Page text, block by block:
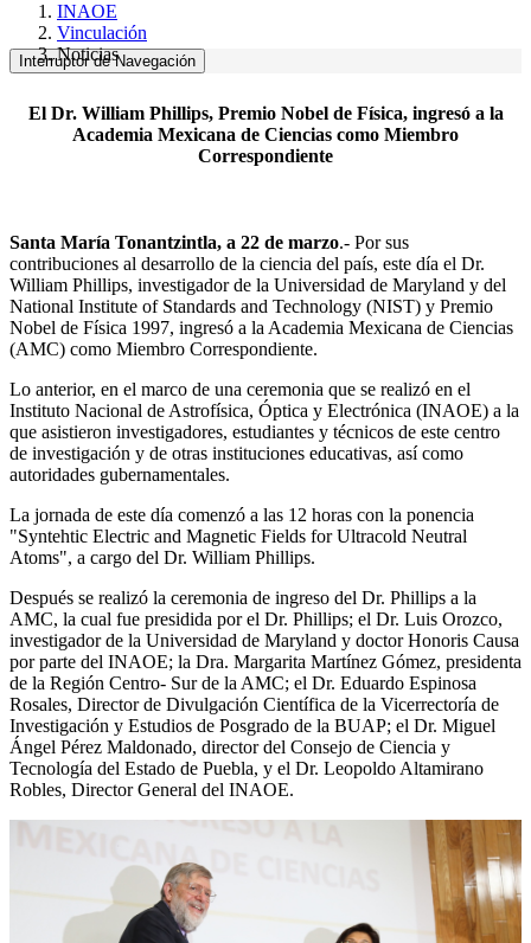
INAOE
Vinculación
Noticias
Interruptor de Navegación
El Dr. William Phillips, Premio Nobel de Física, ingresó a la
Academia Mexicana de Ciencias como Miembro
Correspondiente
Santa María Tonantzintla, a 22 de marzo.- Por sus
contribuciones al desarrollo de la ciencia del país, este día el Dr.
William Phillips, investigador de la Universidad de Maryland y del
National Institute of Standards and Technology (NIST) y Premio
Nobel de Física 1997, ingresó a la Academia Mexicana de Ciencias
(AMC) como Miembro Correspondiente.
Lo anterior, en el marco de una ceremonia que se realizó en el
Instituto Nacional de Astrofísica, Óptica y Electrónica (INAOE) a la
que asistieron investigadores, estudiantes y técnicos de este centro
de investigación y de otras instituciones educativas, así como
autoridades gubernamentales.
La jornada de este día comenzó a las 12 horas con la ponencia
"Syntehtic Electric and Magnetic Fields for Ultracold Neutral
Atoms", a cargo del Dr. William Phillips.
Después se realizó la ceremonia de ingreso del Dr. Phillips a la
AMC, la cual fue presidida por el Dr. Phillips; el Dr. Luis Orozco,
investigador de la Universidad de Maryland y doctor Honoris Causa
por parte del INAOE; la Dra. Margarita Martínez Gómez, presidenta
de la Región Centro- Sur de la AMC; el Dr. Eduardo Espinosa
Rosales, Director de Divulgación Científica de la Vicerrectoría de
Investigación y Estudios de Posgrado de la BUAP; el Dr. Miguel
Ángel Pérez Maldonado, director del Consejo de Ciencia y
Tecnología del Estado de Puebla, y el Dr. Leopoldo Altamirano
Robles, Director General del INAOE.